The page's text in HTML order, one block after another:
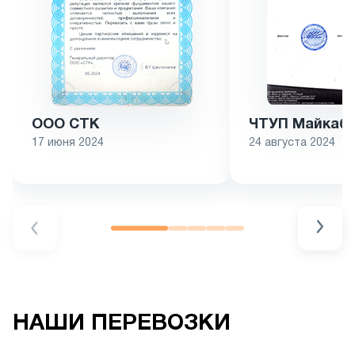
ООО СТК
17 июня 2024
ЧТУП
24 августа 2024
НАШИ ПЕРЕВОЗКИ